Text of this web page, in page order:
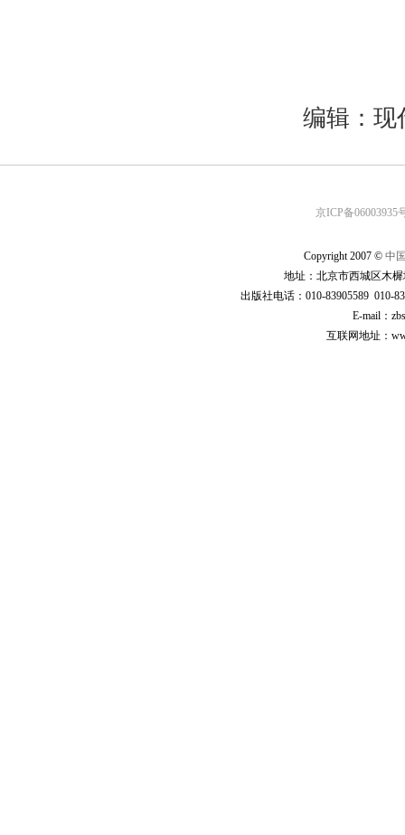
编辑：
京ICP备06003935
Copyright 2007 © 中
地址：北京市西城区木
出版社电话：010-83905589 010-
E-mail：
互联网地址：